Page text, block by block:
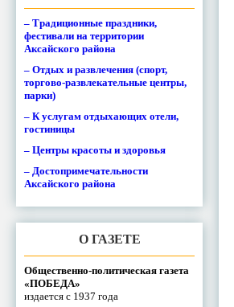
– Традиционные праздники,
фестивали на территории
Аксайского района
– Отдых и развлечения (спорт,
торгово-развлекательные центры,
парки)
– К услугам отдыхающих отели,
гостиницы
– Центры красоты и здоровья
– Достопримечательности
Аксайского района
О ГАЗЕТЕ
Общественно-политическая газета
«ПОБЕДА»
издается с 1937 года